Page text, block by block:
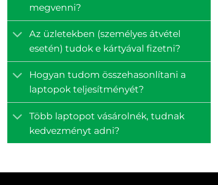
megvenni?
Az üzletekben (személyes átvétel
esetén) tudok e kártyával fizetni?
Hogyan tudom összehasonlítani a
laptopok teljesítményét?
Több laptopot vásárolnék, tudnak
kedvezményt adni?